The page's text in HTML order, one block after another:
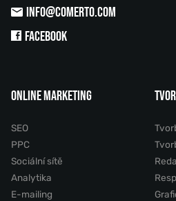
INFO@COMERTO.COM
FACEBOOK
ONLINE MARKETING
SEO
PPC
Sociální sítě
Analytika
E-mailing